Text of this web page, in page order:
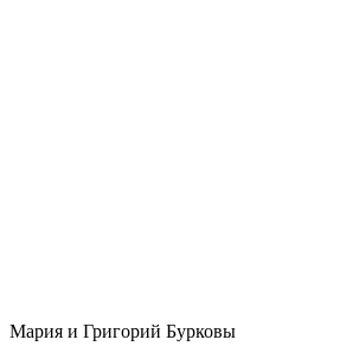
Мария и Григорий Бурковы